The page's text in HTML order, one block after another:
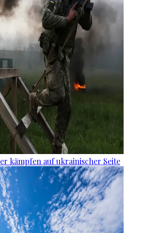
kämpfen auf ukrainischer Seite